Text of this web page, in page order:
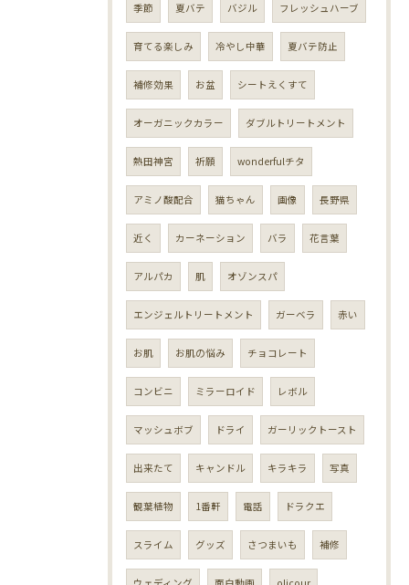
季節 夏バテ バジル フレッシュハーブ
育てる楽しみ 冷やし中華 夏バテ防止
補修効果 お盆 シートえくすて
オーガニックカラー ダブルトリートメント
熱田神宮 祈願 wonderfulチタ
アミノ酸配合 猫ちゃん 画像 長野県
近く カーネーション バラ 花言葉
アルパカ 肌 オゾンスパ
エンジェルトリートメント ガーベラ 赤い
お肌 お肌の悩み チョコレート
コンビニ ミラーロイド レボル
マッシュボブ ドライ ガーリックトースト
出来たて キャンドル キラキラ 写真
観葉植物 1番軒 電話 ドラクエ
スライム グッズ さつまいも 補修